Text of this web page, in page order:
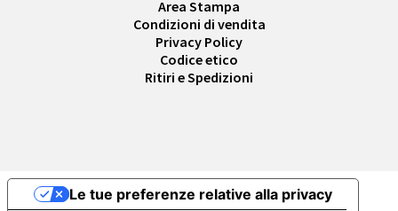
Area Stampa
Condizioni di vendita
Privacy Policy
Codice etico
Ritiri e Spedizioni
Le tue preferenze relative alla privacy